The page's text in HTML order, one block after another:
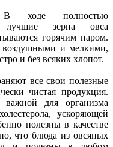
В ходе полностью
лучшие зерна овса
горячим паром.
воздушными и мелкими,
и без всяких хлопот.
все свои полезные
чистая продукция.
для организма
ускоряющей
полезны в качестве
что блюда из овсяных